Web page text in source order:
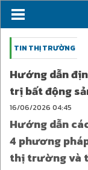
TIN THỊ TRƯỜNG
Hướng dẫn
trị bất động
16/06/2026 04:45
Hướng dẫn
4 phương
thị trường và